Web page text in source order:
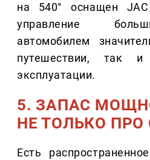
на 540° оснащен
управление
автомобилем
путешествии, так и
эксплуатации.
5. ЗАПАС
НЕ ТОЛЬКО ПРО
Есть